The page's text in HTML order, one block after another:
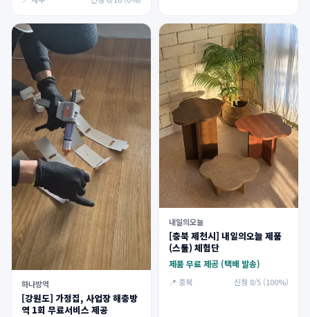
하나방역
[강원도] 가정집, 사업장 해충방
역 1회 무료서비스 제공
내일의오늘
[충북 제천시] 내일의오늘 제품
(스툴) 체험단
제품 무료 제공 (택배 발송)
📍 충북 신청 8/5 (100%)